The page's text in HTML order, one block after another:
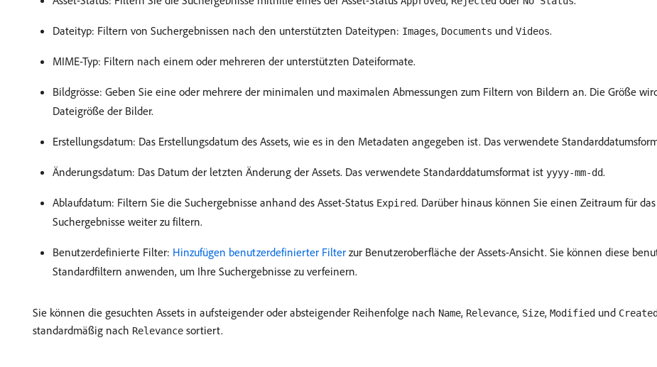
Dateityp: Filtern von Suchergebnissen nach den unterstützten Dateitypen: Images, Documents und Videos.
MIME-Typ: Filtern nach einem oder mehreren der unterstützten Dateiformate.
Bildgrösse: Geben Sie eine oder mehrere der minimalen und maximalen Abmessungen zum Filtern von Bildern an. Die Größe
Dateigröße der Bilder.
Erstellungsdatum: Das Erstellungsdatum des Assets, wie es in den Metadaten angegeben ist. Das verwendete
Änderungsdatum: Das Datum der letzten Änderung der Assets. Das verwendete Standarddatumsformat ist yyyy-mm-dd.
Ablaufdatum: Filtern Sie die Suchergebnisse anhand des Asset-Status Expired. Darüber hinaus können Sie einen Zeitraum für
Suchergebnisse weiter zu filtern.
Benutzerdefinierte Filter: Hinzufügen benutzerdefinierter Filter zur Benutzeroberfläche der Assets-Ansicht. Sie können diese
Standardfiltern anwenden, um Ihre Suchergebnisse zu verfeinern.
Sie können die gesuchten Assets in aufsteigender oder absteigender Reihenfolge nach Name, Relevance, Size, Modified und Created
standardmäßig nach Relevance sortiert.